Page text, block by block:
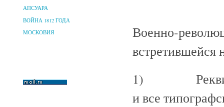
АПСУАРА
ВОЙНА 1812 ГОДА
МОСКОВИЯ
Военно-
встретившейся
1)
и все